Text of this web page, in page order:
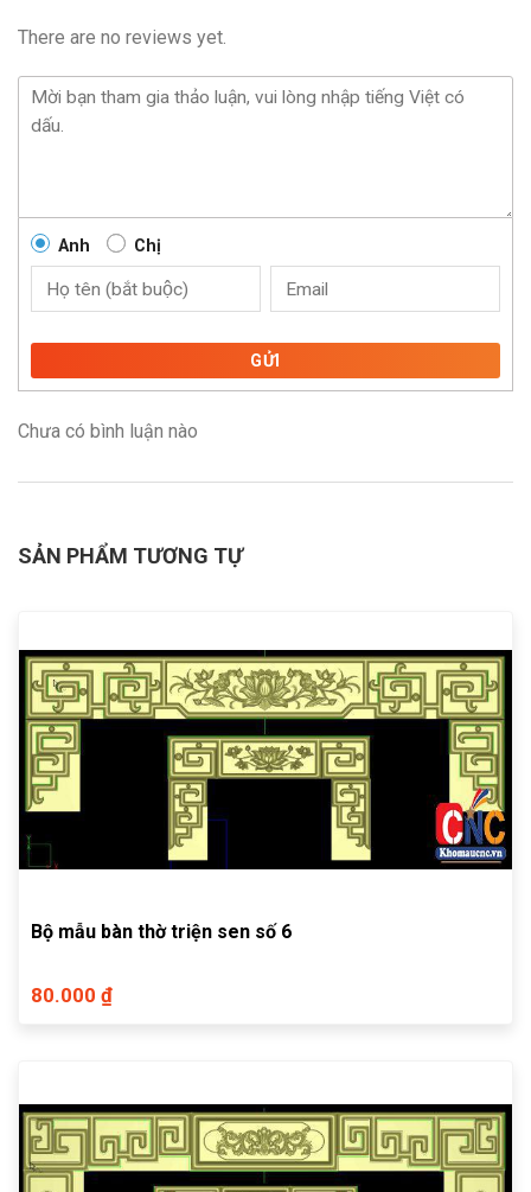
There are no reviews yet.
Anh Chị
GỬI
Chưa có bình luận nào
SẢN PHẨM TƯƠNG TỰ
Bộ mẫu bàn thờ triện sen số 6
80.000 ₫